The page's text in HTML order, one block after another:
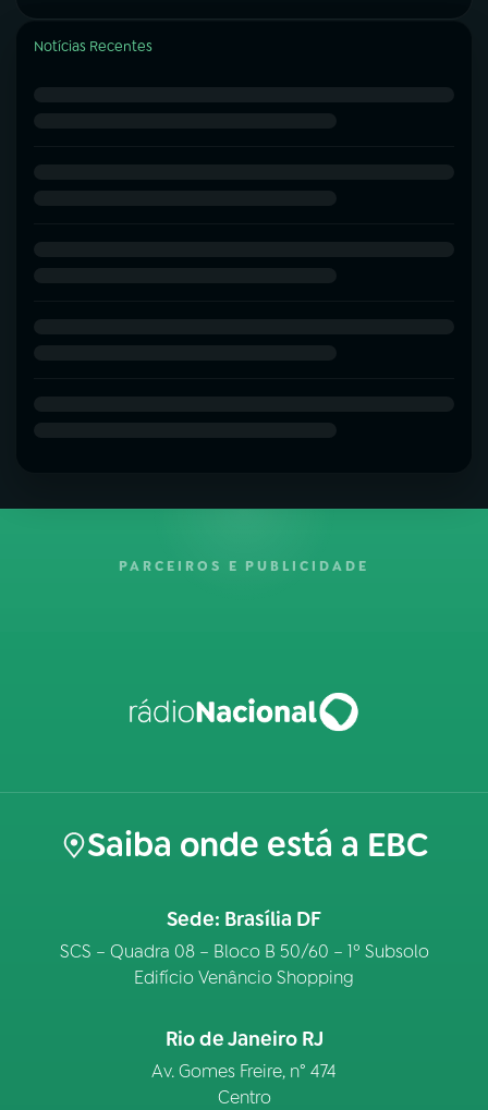
Notícias Recentes
PARCEIROS E PUBLICIDADE
Saiba onde está a EBC
Sede: Brasília DF
SCS – Quadra 08 – Bloco B 50/60 – 1º Subsolo
Edifício Venâncio Shopping
Rio de Janeiro RJ
Av. Gomes Freire, n° 474
Centro